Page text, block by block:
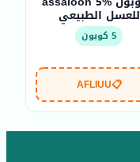
للعسل الطبيعي
5 كوبون
📋
AFLIUU